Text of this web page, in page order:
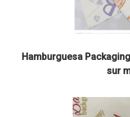
Hamburguesa
sur